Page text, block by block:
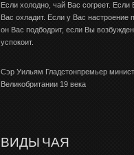
Если холодно, чай Вас согреет. Если
Вас охладит. Если у Вас настроение
он Вас подбодрит, если Вы
успокоит.
Сэр Уильям Гладстонпремьер
Великобритании 19 века
ВИДЫ ЧАЯ